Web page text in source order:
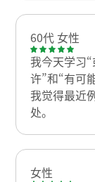
60代 女性
我今天学习
许”和“有可
我觉得最近
处。
女性